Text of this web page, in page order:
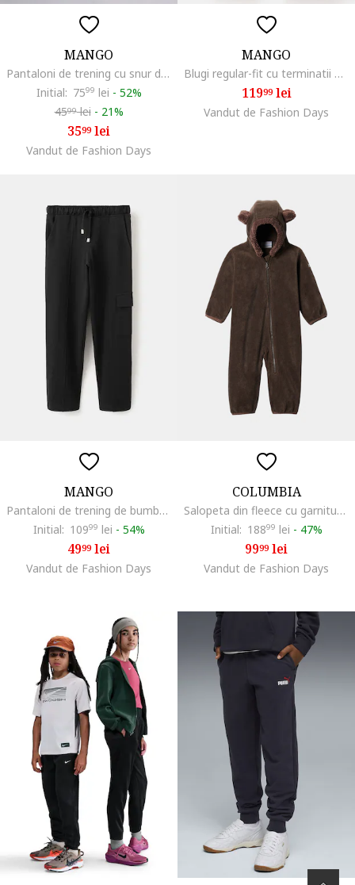
MANGO
Pantaloni de trening cu snur de ajustare in talie, Gri carbune
Initial: 7599 lei - 52%
4599lei - 21%
3599lei
Vandut de Fashion Days
MANGO
Blugi regular-fit cu terminatii pliabile, Albastru
11999lei
Vandut de Fashion Days
MANGO
Pantaloni de trening de bumbac cu buzunar lateral cu clapa, Negru stins
Initial: 10999 lei - 54%
4999lei
Vandut de Fashion Days
COLUMBIA
Salopeta din fleece cu garnituri din blana sintetica Tiny Bear™, Maro
Initial: 18899 lei - 47%
9999lei
Vandut de Fashion Days